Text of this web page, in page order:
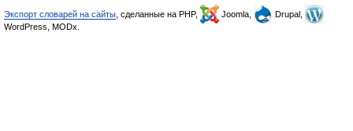
Экспорт словарей на сайты , сделанные на PHP, Joomla,
Drupal,
WordPress, MODx.